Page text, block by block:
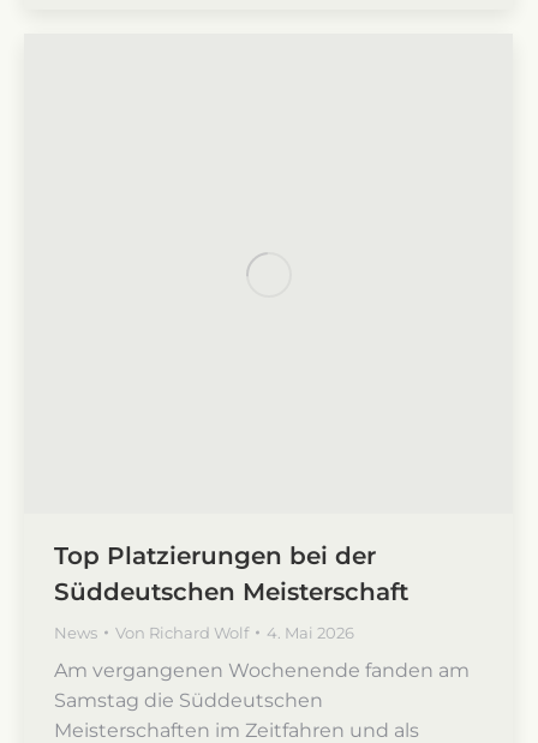
Top Platzierungen bei der
Süddeutschen Meisterschaft
News Von Richard Wolf 4. Mai 2026
Am vergangenen Wochenende fanden am
Samstag die Süddeutschen
Meisterschaften im Zeitfahren und als